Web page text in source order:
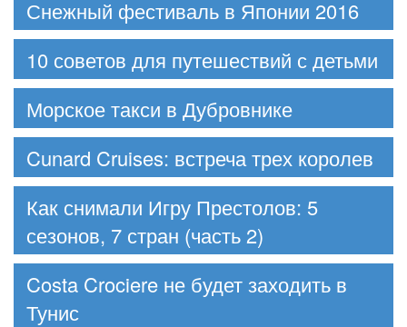
Снежный фестиваль в Японии 2016
10 советов для путешествий с детьми
Морское такси в Дубровнике
Cunard Cruises: встреча трех королев
Как снимали Игру Престолов: 5
сезонов, 7 стран (часть 2)
Costa Crociere не будет заходить в
Тунис